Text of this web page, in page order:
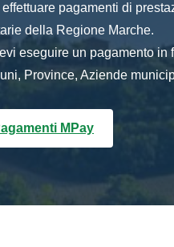
effettuare pagamenti di
della Regione Marche.
eseguire un pagamento in
Province, Aziende
MPay